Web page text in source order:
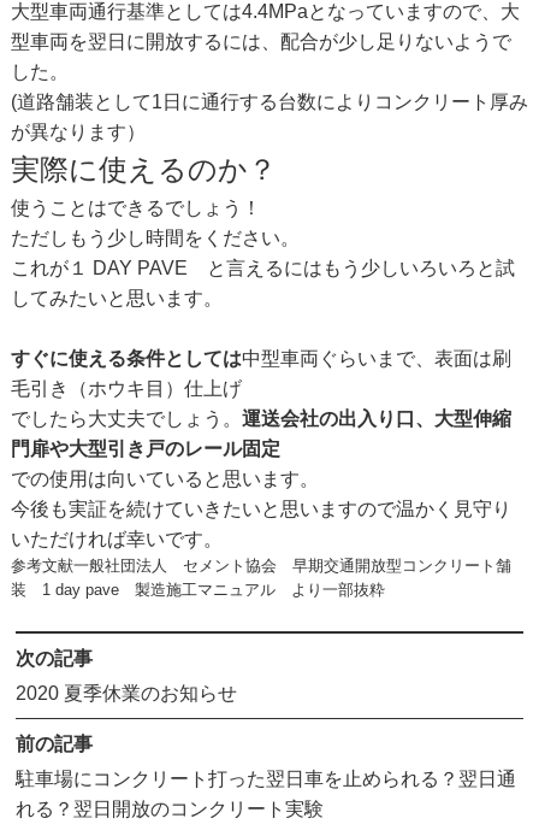
大型車両通行基準としては4.4MPaとなっていますので、大
型車両を翌日に開放するには、配合が少し足りないようで
した。
(道路舗装として1日に通行する台数によりコンクリート厚み
が異なります）
実際に使えるのか？
使うことはできるでしょう！
ただしもう少し時間をください。
これが１ DAY PAVE と言えるにはもう少しいろいろと試
してみたいと思います。
すぐに使える条件としては中型車両ぐらいまで、表面は刷
毛引き（ホウキ目）仕上げ
でしたら大丈夫でしょう。 運送会社の出入り口、大型伸縮
門扉や大型引き戸のレール固定
での使用は向いていると思います。
今後も実証を続けていきたいと思いますので温かく見守り
いただければ幸いです。
参考文献一般社団法人 セメント協会 早期交通開放型コンクリート舗
装 1 day pave 製造施工マニュアル より一部抜粋
次の記事
2020 夏季休業のお知らせ
前の記事
駐車場にコンクリート打った翌日車を止められる？翌日通
れる？翌日開放のコンクリート実験